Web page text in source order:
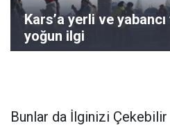
Kars’a yerli ve
yoğun ilgi
Bunlar da İlginizi Çekebilir